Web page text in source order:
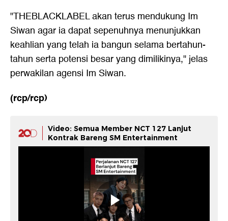
"THEBLACKLABEL akan terus mendukung Im
Siwan agar ia dapat sepenuhnya menunjukkan
keahlian yang telah ia bangun selama bertahun-
tahun serta potensi besar yang dimilikinya," jelas
perwakilan agensi Im Siwan.
(rcp/rcp)
Video: Semua Member NCT 127 Lanjut
Kontrak Bareng SM Entertainment